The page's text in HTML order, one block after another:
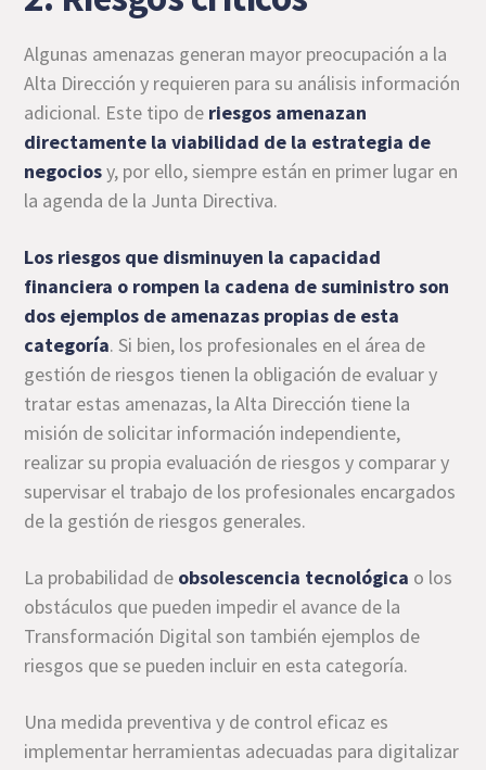
Algunas amenazas generan mayor preocupación a la
Alta Dirección y requieren para su análisis información
adicional. Este tipo de riesgos amenazan
directamente la viabilidad de la estrategia de
negociosy, por ello, siempre están en primer lugar en
la agenda de la Junta Directiva.
Los riesgos que disminuyen la capacidad
financiera o rompen la cadena de suministroson
dos ejemplos de amenazas propias de esta
categoría. Si bien, los profesionales en el área de
gestión de riesgos tienen la obligación de evaluar y
tratar estas amenazas, la Alta Dirección tiene la
misión de solicitar información independiente,
realizar su propia evaluación de riesgos y comparar y
supervisar el trabajo de los profesionales encargados
de la gestión de riesgos generales.
La probabilidad de obsolescencia tecnológica o los
obstáculos que pueden impedir el avance de la
Transformación Digital son también ejemplos de
riesgos que se pueden incluir en esta categoría.
Una medida preventiva y de control eficaz es
implementar herramientas adecuadas para digitalizar